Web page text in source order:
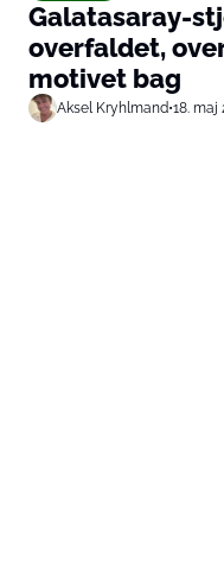
Galatasaray-
overfaldet,
motivet bag
Aksel Kryhlmand•18. maj